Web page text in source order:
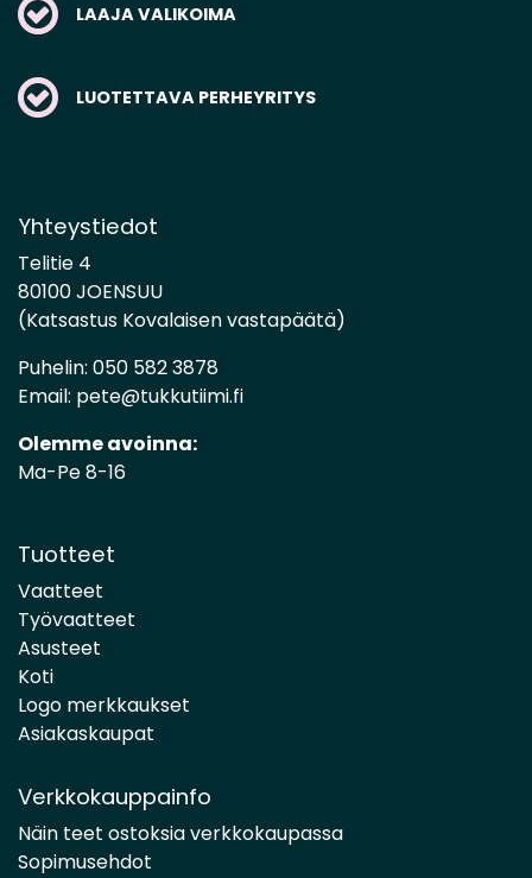
LAAJA VALIKOIMA
LUOTETTAVA PERHEYRITYS
Yhteystiedot
Telitie 4
80100 JOENSUU
(Katsastus Kovalaisen vastapäätä)
Puhelin: 050 582 3878
Email: pete@tukkutiimi.fi
Olemme avoinna:
Ma-Pe 8-16
Tuotteet
Vaatteet
Työvaatteet
Asusteet
Koti
Logo merkkaukset
Asiakaskaupat
Verkkokauppainfo
Näin teet ostoksia verkkokaupassa
Sopimusehdot